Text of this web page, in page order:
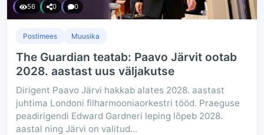
56 0 0
Postimees Muusika
The Guardian teatab: Paavo Järvit ootab
2028. aastast uus väljakutse
Dirigent Paavo Järvi hakkab alates 2028. aastast
juhtima Londoni filharmooniaorkestri tööd. Praeguse
peadirigendi Edward Gardneri leping lõpeb 2028.
aastal ning Järvi on valitud...